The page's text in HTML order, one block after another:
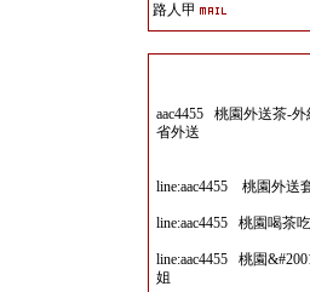
路人甲
aac4455 桃園外送茶-
省外送
line:aac4455 桃園外送
line:aac4455 桃園喝茶
line:aac4455 桃園
姐